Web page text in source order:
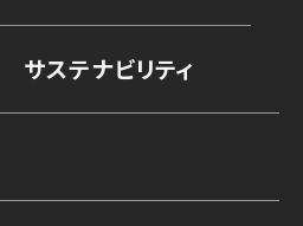
サステナビリティ